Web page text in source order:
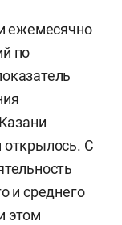
ежемесячно
по
открылось. С
и среднего
этом